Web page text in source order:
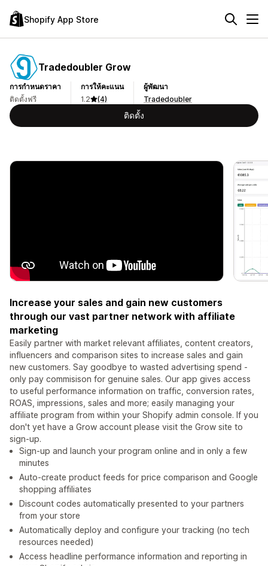
Shopify App Store
Tradedoubler Grow
การกำหนดราคา
ติดตั้งฟรี
การให้คะแนน
1.2
(4)
ผู้พัฒนา
Tradedoubler
ติดตั้ง
Increase your sales and gain new customers
through our vast partner network with affiliate
marketing
Easily partner with market relevant affiliates, content creators,
influencers and comparison sites to increase sales and gain
new customers. Say goodbye to wasted advertising spend -
only pay commisison for genuine sales. Our app gives access
to useful performance information on traffic, conversion rates,
ROAS, impressions, sales and more; easily managing your
affiliate program from within your Shopify admin console. If you
don't yet have a Grow account please visit the Grow site to
sign-up.
Sign-up and launch your program online and in only a few
minutes
Auto-create product feeds for price comparison and Google
shopping affiliates
Discount codes automatically presented to your partners
from your store
Automatically deploy and configure your tracking (no tech
resources needed)
Access headline performance information and reporting in